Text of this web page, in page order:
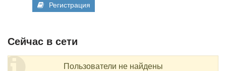
Регистрация
Сейчас в сети
Пользователи не найдены